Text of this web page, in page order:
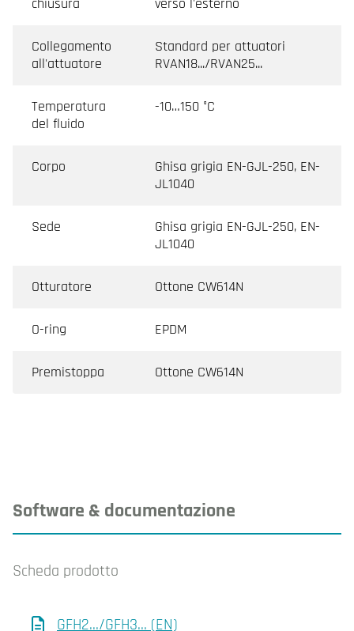
Collegamento
all'attuatore
Standard per attuatori
RVAN18.../RVAN25...
Temperatura
del fluido
-10…150 °C
Corpo
Ghisa grigia EN-GJL-250, EN-
JL1040
Sede
Ghisa grigia EN-GJL-250, EN-
JL1040
Otturatore Ottone CW614N
O-ring EPDM
Premistoppa Ottone CW614N
Software & documentazione
Scheda prodotto
GFH2.../GFH3... (EN)